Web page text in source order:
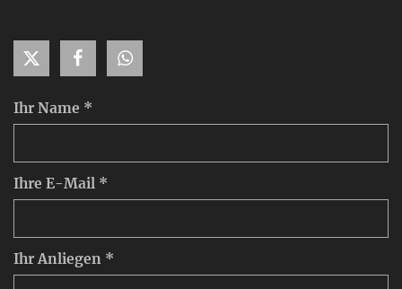
Ihr Name *
Ihre E-Mail *
Ihr Anliegen *